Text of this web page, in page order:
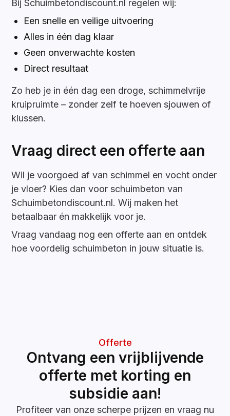
Bij Schuimbetondiscount.nl regelen wij:
Een snelle en veilige uitvoering
Alles in één dag klaar
Geen onverwachte kosten
Direct resultaat
Zo heb je in één dag een droge, schimmelvrije
kruipruimte – zonder zelf te hoeven sjouwen of
klussen.
Vraag direct een offerte aan
Wil je voorgoed af van schimmel en vocht onder
je vloer? Kies dan voor schuimbeton van
Schuimbetondiscount.nl. Wij maken het
betaalbaar én makkelijk voor je.
Vraag vandaag nog een offerte aan en ontdek
hoe voordelig schuimbeton in jouw situatie is.
Offerte
Ontvang een vrijblijvende
offerte met korting en
subsidie aan!
Profiteer van onze scherpe prijzen en vraag nu